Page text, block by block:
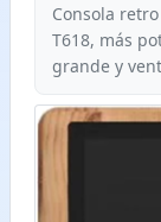
Consola
T618, más
grande y